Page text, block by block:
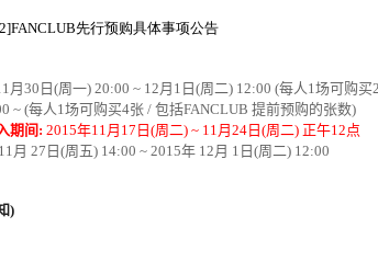
先行预购具体事项公告
月 30 日 (周一) 20:00 ~ 12 月 1 日 (周二) 12:00 (每人 1 场可购买2
~ (每人 1 场可购买4张 / 包括FANCLUB 提前预购的张数)
期间 : 2015年11 月 17 日 (周二) ~ 11 月 24 日 (周二) 正午12 点
11 月 27 日 (周五) 14:00 ~ 2015年 12 月 1 日 (周二) 12:00
)